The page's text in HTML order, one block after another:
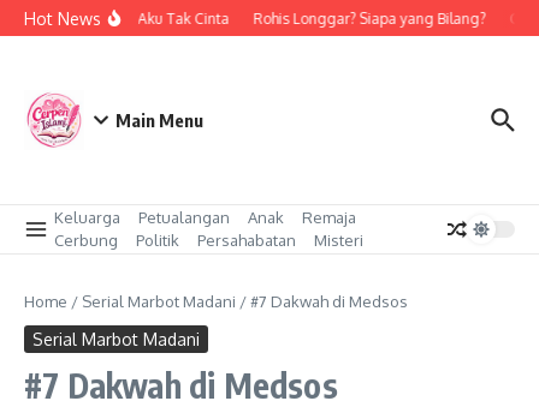
Skip to content
Hot NewsBukan Aku Tak Cinta Rohis Longgar? Siapa yang Bilang?
Main Menu
Keluarga Petualangan Anak
Remaja
Cerbung
Politik Persahabatan Misteri
Home / Serial Marbot Madani /#7 Dakwah di Medsos
Serial Marbot Madani
#7 Dakwah di Medsos